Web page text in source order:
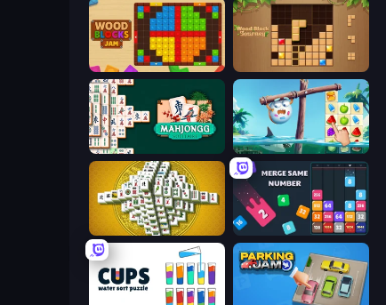
Wood Blocks Jam Wood Block Journey
Mahjongg Solitaire Sugar Heroes
Mahjong Tower Drop & Merge the Numbers